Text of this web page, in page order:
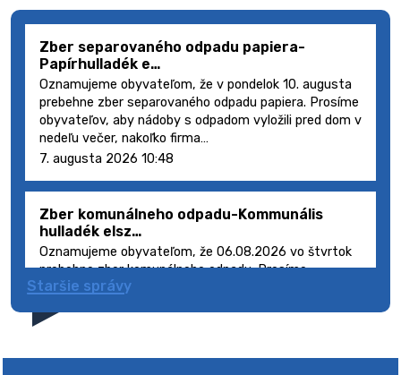
Zber separovaného odpadu papiera-
Papírhulladék e…
Oznamujeme obyvateľom, že v pondelok 10. augusta
prebehne zber separovaného odpadu papiera. Prosíme
obyvateľov, aby nádoby s odpadom vyložili pred dom v
nedeľu večer, nakoľko firma…
7. augusta 2026 10:48
Zber komunálneho odpadu-Kommunális
hulladék elsz…
Oznamujeme obyvateľom, že 06.08.2026 vo štvrtok
prebehne zber komunálneho odpadu. Prosíme
obyvateľov, aby smetné nádoby s odpadom vyložili
5. augusta 2026 08:41
Staršie správy